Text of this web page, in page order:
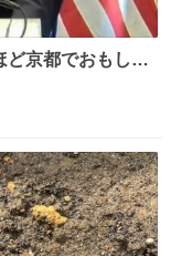
ど京都でおもしろ
るの好き。笑